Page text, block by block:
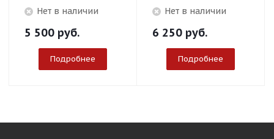
Нет в наличии
5 500 руб.
Подробнее
Нет в наличии
6 250 руб.
Подробнее